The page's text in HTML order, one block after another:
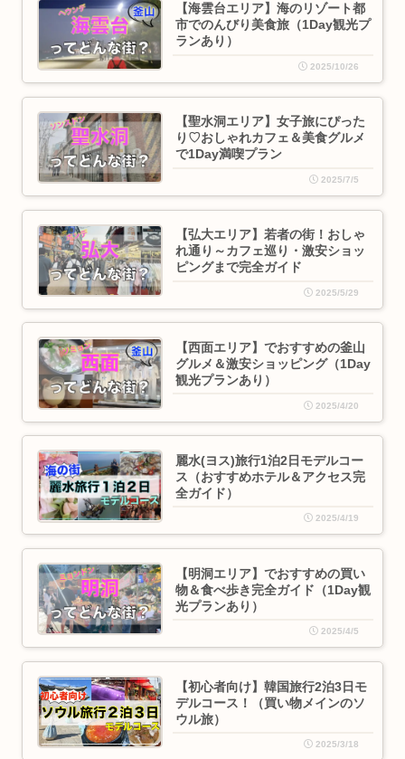
【海雲台エリア】海のリゾート都
市でのんびり美食旅（1Day観光プ
ランあり）
2025/10/26
【聖水洞エリア】女子旅にぴった
り♡おしゃれカフェ＆美食グルメ
で1Day満喫プラン
2025/7/5
【弘大エリア】若者の街！おしゃ
れ通り～カフェ巡り・激安ショッ
ピングまで完全ガイド
2025/5/29
【西面エリア】でおすすめの釜山
グルメ＆激安ショッピング（1Day
観光プランあり）
2025/4/20
麗水(ヨス)旅行1泊2日モデルコー
ス（おすすめホテル＆アクセス完
全ガイド）
2025/4/19
【明洞エリア】でおすすめの買い
物＆食べ歩き完全ガイド（1Day観
光プランあり）
2025/4/5
【初心者向け】韓国旅行2泊3日モ
デルコース！（買い物メインのソ
ウル旅）
2025/3/18